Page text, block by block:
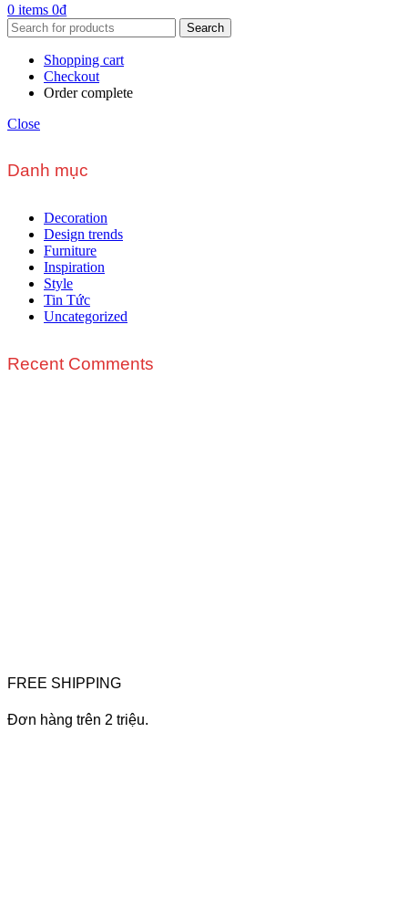
0 items 0₫
Search
Shopping cart
Checkout
Order complete
Close
Danh mục
Decoration
Design trends
Furniture
Inspiration
Style
Tin Tức
Uncategorized
Recent Comments
FREE SHIPPING
Đơn hàng trên 2 triệu.